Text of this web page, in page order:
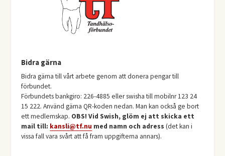
Bidra gärna
Bidra gärna till vårt arbete genom att donera pengar till
förbundet.
Förbundets bankgiro: 226-4885 eller swisha till mobilnr 123 24
15 222. Använd gärna QR-koden nedan. Man kan också ge bort
ett medlemskap. OBS! Vid Swish, glöm ej att skicka ett
mail till: kansli@tf.nu med namn och adress (det kan i
vissa fall vara svårt att få fram uppgifterna annars).